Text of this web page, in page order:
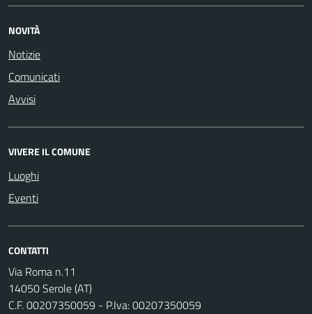
NOVITÀ
Notizie
Comunicati
Avvisi
VIVERE IL COMUNE
Luoghi
Eventi
CONTATTI
Via Roma n.11
14050 Serole (AT)
C.F. 00207350059 - P.Iva: 00207350059